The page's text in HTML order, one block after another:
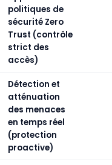
politiques de
sécurité Zero
Trust (contrôle
strict des
accès)
Détection et
atténuation
des menaces
en temps réel
(protection
proactive)